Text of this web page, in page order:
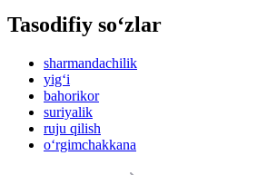
Tasodifiy so‘zlar
sharmandachilik
yig‘i
bahorikor
suriyalik
ruju qilish
o‘rgimchakkana